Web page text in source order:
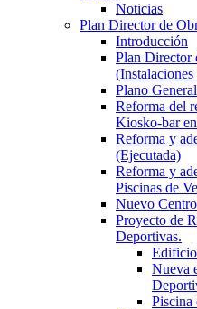
Noticias
Plan Director de
Introducción
Plan Director
Plano
Reforma del
Kiosko-bar
Reforma y
(Ejecutada)
Reforma y
Piscinas de
Nuevo
Proyecto de
Deportivas.
Nueva
Piscina